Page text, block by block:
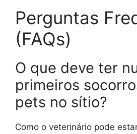
Perguntas
(FAQs)
O que deve ter
primeiros
pets no sítio?
Como o veterinário pode